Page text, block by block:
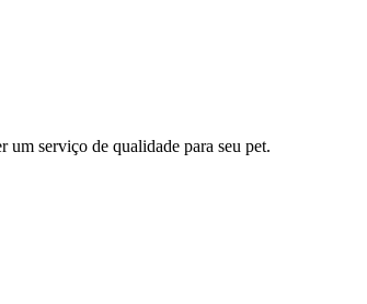
um serviço de qualidade para seu pet.